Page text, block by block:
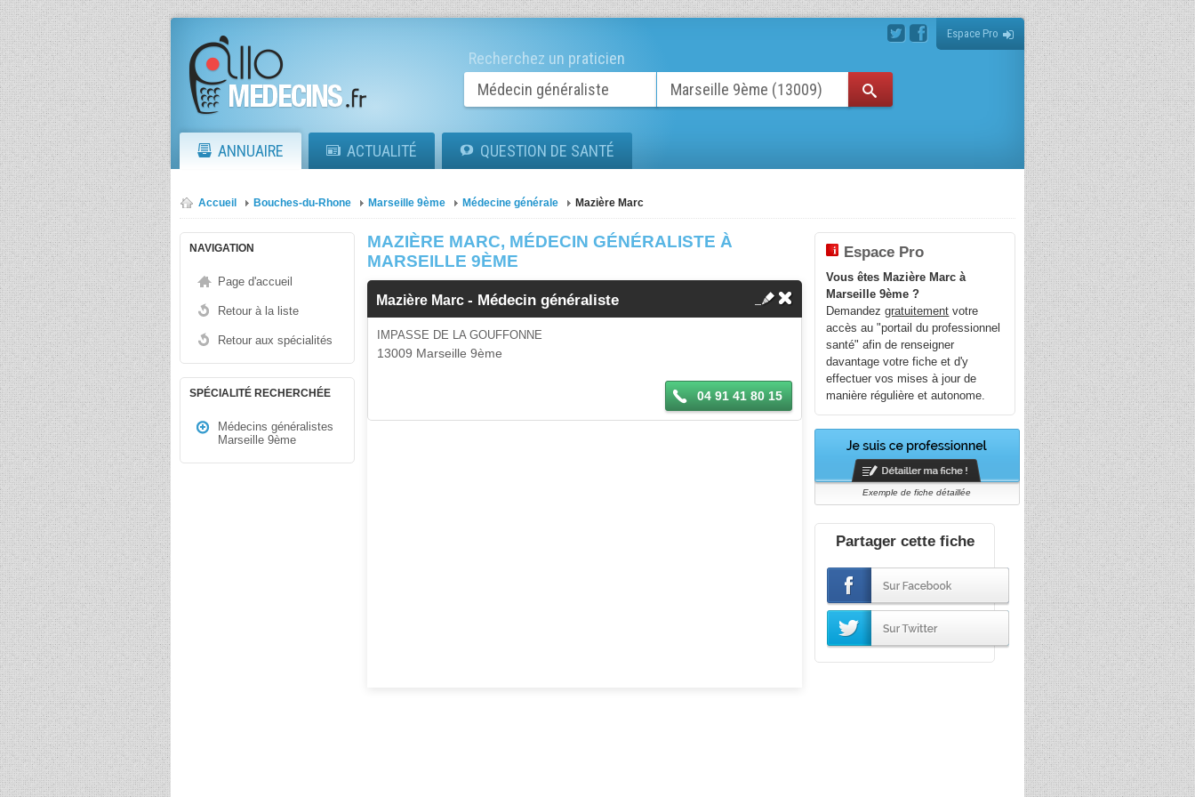
Espace Pro
Recherchez un praticien
ANNUAIRE ACTUALITÉ QUESTION DE SANTÉ
Accueil Bouches-du-Rhone Marseille 9ème Médecine générale Mazière Marc
NAVIGATION
Page d'accueil
Retour à la liste
Retour aux spécialités
SPÉCIALITÉ RECHERCHÉE
Médecins généralistes
Marseille 9ème
MAZIÈRE MARC, MÉDECIN GÉNÉRALISTE À
MARSEILLE 9ÈME
Mazière Marc- Médecin généraliste
IMPASSE DE LA GOUFFONNE
13009 Marseille 9ème
04 91 41 80 15
Espace Pro
Vous êtes Mazière Marc à
Marseille 9ème ?
Demandezgratuitement votre
accès au "portail du professionnel
santé" afin de renseigner
davantage votre fiche et d'y
effectuer vos mises à jour de
manière régulière et autonome.
Exemple de fiche détaillée
Partager cette fiche